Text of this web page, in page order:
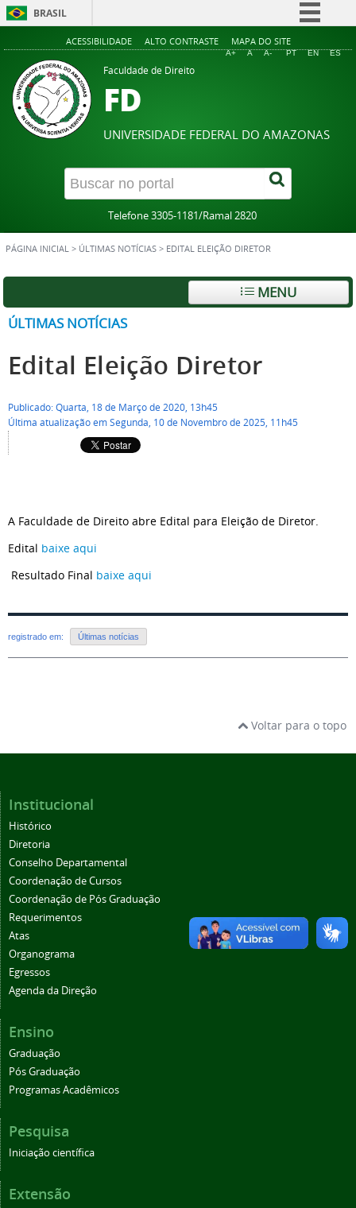
BRASIL
Simplifique!
Legislação
Canais
ACESSIBILIDADE ALTO CONTRASTE MAPA DO SITE
A+ A A- PT EN ES
Faculdade de Direito
FD
UNIVERSIDADE FEDERAL DO AMAZONAS
Telefone 3305-1181/Ramal 2820
PÁGINA INICIAL > ÚLTIMAS NOTÍCIAS > EDITAL ELEIÇÃO DIRETOR
MENU
ÚLTIMAS NOTÍCIAS
Edital Eleição Diretor
Publicado: Quarta, 18 de Março de 2020, 13h45
Última atualização em Segunda, 10 de Novembro de 2025, 11h45
A Faculdade de Direito abre Edital para Eleição de Diretor.
Edital baixe aqui
Resultado Final baixe aqui
registrado em: Últimas notícias
Voltar para o topo
Institucional
Histórico
Diretoria
Conselho Departamental
Coordenação de Cursos
Coordenação de Pós Graduação
Requerimentos
Atas
Organograma
Egressos
Agenda da Direção
Ensino
Graduação
Pós Graduação
Programas Acadêmicos
Pesquisa
Iniciação científica
Extensão